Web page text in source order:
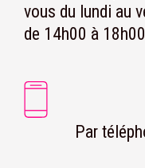
vous du lundi au
de 14h00 à
Par